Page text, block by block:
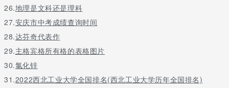
26.地理是文科还是理科
27.安庆市中考成绩查询时间
28.达芬奇代表作
29.主格宾格所有格的表格图片
30.氯化锌
31.2022西北工业大学全国排名(西北工业大学历年全国排名)